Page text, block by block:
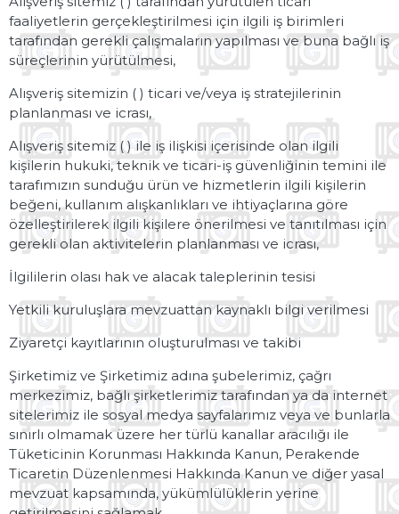
faaliyetlerin gerçekleştirilmesi için ilgili iş birimleri
tarafından gerekli çalışmaların yapılması ve buna bağlı iş
süreçlerinin yürütülmesi,
Alışveriş sitemizin ( ) ticari ve/veya iş stratejilerinin
planlanması ve icrası,
Alışveriş sitemiz ( ) ile iş ilişkisi içerisinde olan ilgili
kişilerin hukuki, teknik ve ticari-iş güvenliğinin temini ile
tarafımızın sunduğu ürün ve hizmetlerin ilgili kişilerin
beğeni, kullanım alışkanlıkları ve ihtiyaçlarına göre
özelleştirilerek ilgili kişilere önerilmesi ve tanıtılması için
gerekli olan aktivitelerin planlanması ve icrası,
İlgililerin olası hak ve alacak taleplerinin tesisi
Yetkili kuruluşlara mevzuattan kaynaklı bilgi verilmesi
Ziyaretçi kayıtlarının oluşturulması ve takibi
Şirketimiz ve Şirketimiz adına şubelerimiz, çağrı
merkezimiz, bağlı şirketlerimiz tarafından ya da internet
sitelerimiz ile sosyal medya sayfalarımız veya ve bunlarla
sınırlı olmamak üzere her türlü kanallar aracılığı ile
Tüketicinin Korunması Hakkında Kanun, Perakende
Ticaretin Düzenlenmesi Hakkında Kanun ve diğer yasal
mevzuat kapsamında, yükümlülüklerin yerine